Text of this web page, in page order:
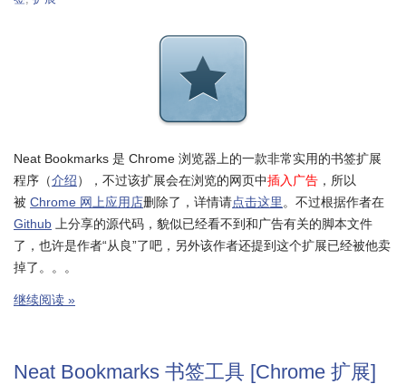
Neat Bookmarks 是 Chrome 浏览器上的一款非常实用的书签扩展
程序（介绍），不过该扩展会在浏览的网页中插入广告 ，所以
被 Chrome 网上应用店删除了，详情请点击这里 。不过根据作者在
Github 上分享的源代码，貌似已经看不到和广告有关的脚本文件
了，也许是作者“从良”了吧，另外该作者还提到这个扩展已经被他卖
掉了。。。
继续阅读 »
Neat Bookmarks 书签工具 [Chrome 扩展]